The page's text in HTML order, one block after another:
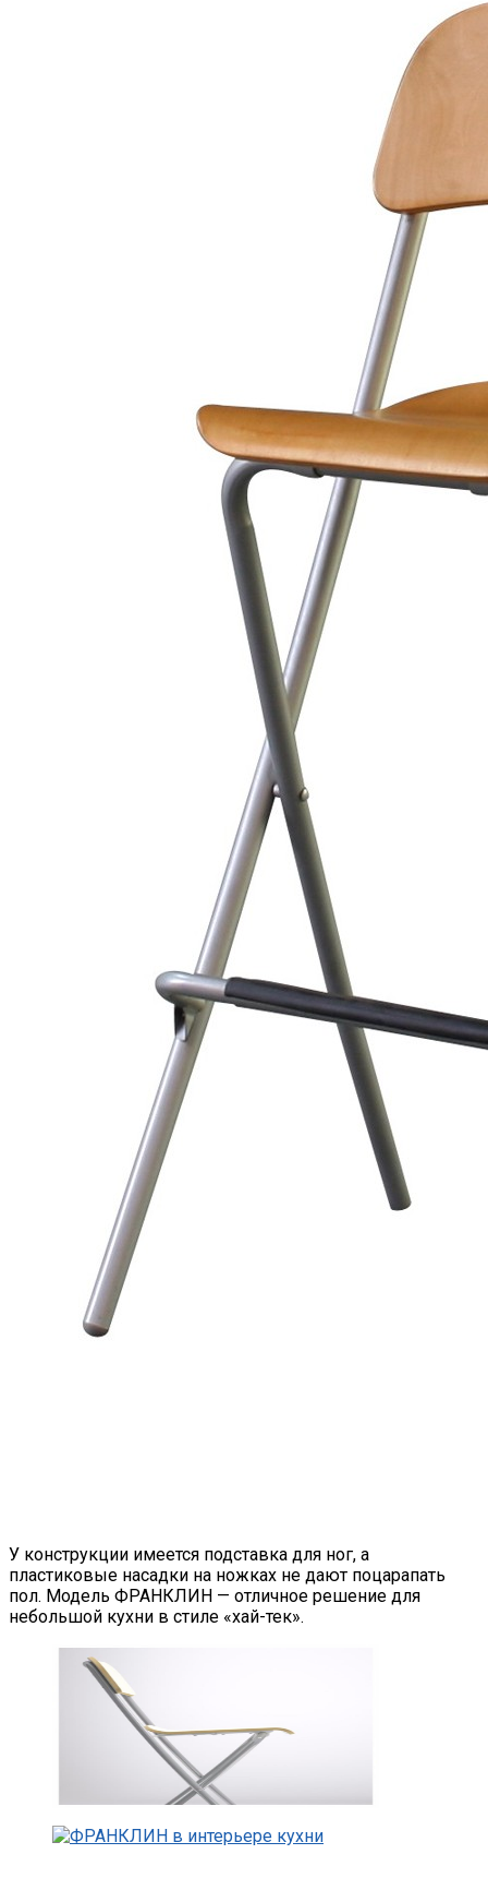
У конструкции имеется подставка для ног, а
пластиковые насадки на ножках не дают поцарапать
пол. Модель ФРАНКЛИН — отличное решение для
небольшой кухни в стиле «хай-тек».